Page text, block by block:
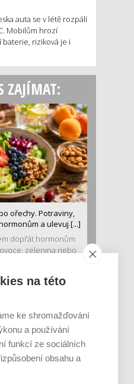
auta se v létě rozpálí
Mobilům hrozí
baterie, riziková je i
ZAJÍMAT:
ořechy. Potraviny,
a ulevuj [...]
dopřát hormonům
zelenina nebo
na této
ke shromažďování
a používání
funkcí ze sociálních
obsahu a